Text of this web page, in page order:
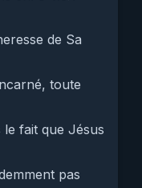
de Sa
toute
fait que Jésus
pas